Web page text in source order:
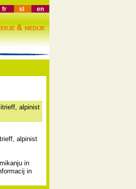
fr sl en
& medije
alpinist
alpinist
in
in